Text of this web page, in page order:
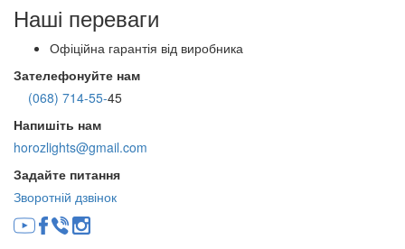
Наші переваги
Офіційна гарантія від виробника
Зателефонуйте нам
(068) 714-55-45
Напишіть нам
horozlights@gmail.com
Задайте питання
Зворотній дзвінок